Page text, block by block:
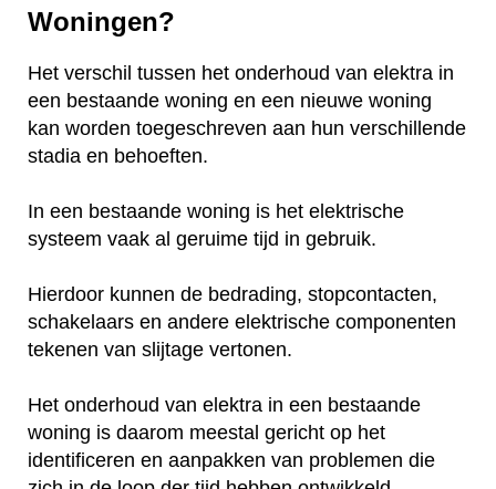
Woningen?
Het verschil tussen het onderhoud van elektra in
een bestaande woning en een nieuwe woning
kan worden toegeschreven aan hun verschillende
stadia en behoeften.
In een bestaande woning is het elektrische
systeem vaak al geruime tijd in gebruik.
Hierdoor kunnen de bedrading, stopcontacten,
schakelaars en andere elektrische componenten
tekenen van slijtage vertonen.
Het onderhoud van elektra in een bestaande
woning is daarom meestal gericht op het
identificeren en aanpakken van problemen die